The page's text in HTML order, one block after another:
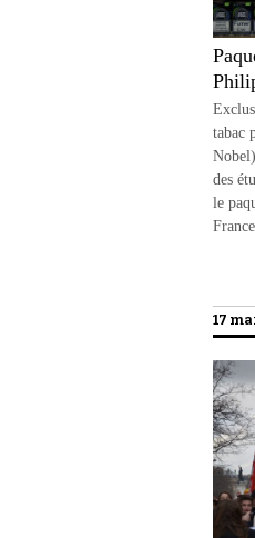
tabac
des
le
17